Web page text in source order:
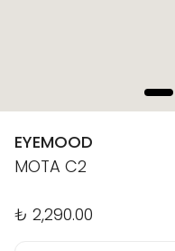
EYEMOOD
MOTA C2
₺ 2,290.00